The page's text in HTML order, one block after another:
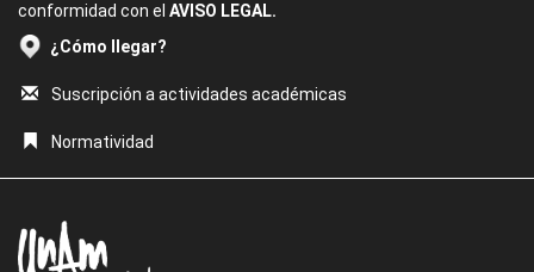
conformidad con el AVISO LEGAL.
¿Cómo llegar?
Suscripción a actividades académicas
Normatividad